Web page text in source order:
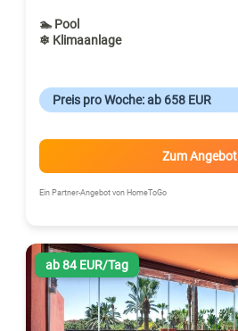
🏊 Pool
❄ Klimaanlage
Preis pro Woche: ab 658 EUR
Zum Angebot
Ein Partner-Angebot von HomeToGo
ab 84 EUR/Tag